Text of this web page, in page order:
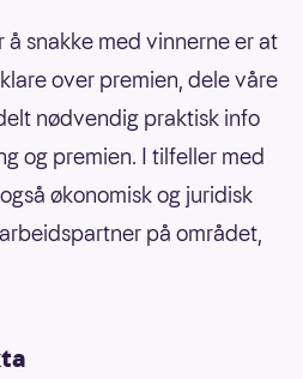
å snakke med vinnerne er at
over premien, dele våre
nødvendig praktisk info
og premien. I tilfeller med
økonomisk og juridisk
på området,